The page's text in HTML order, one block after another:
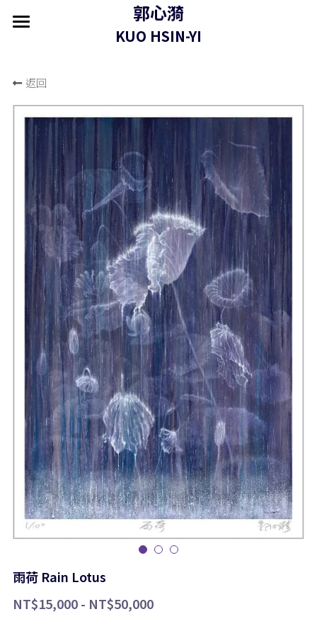
郭心漪
KUO HSIN-YI
關於 about
作品 artworks
藝評 press
展覽 exhibitions
商店 shop
聯繫 contact
推薦藝術家 Featured Artist
永皴燒|邱永豐
Rhea Art|邱品融
返回
雨荷 Rain Lotus
NT$15,000 - NT$50,000
商品分類
所有商品分類